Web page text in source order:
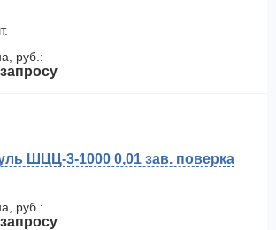
руб.:
ШЦЦ-3-1000 0,01 зав. поверка
руб.: